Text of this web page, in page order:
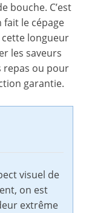
bouche. C’est
fait le cépage
longueur
les saveurs
repas ou pour
garantie.
visuel de
on est
extrême